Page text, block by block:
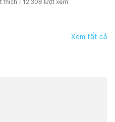
thích | 12.308 lượt xem
Xem tất cả